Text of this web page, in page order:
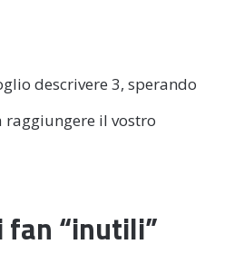
descrivere 3, sperando
raggiungere il vostro
fan “inutili”